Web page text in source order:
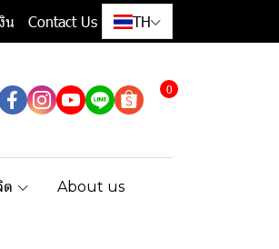
น Contact Us TH
0
ต About us